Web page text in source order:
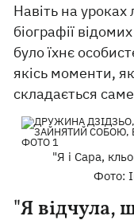
Навіть на
біографії
було їхнє
якісь моменти,
складається
"Я і Сара,
Фото:
"Я відчула,